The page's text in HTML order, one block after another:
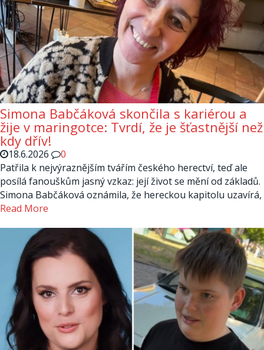
Simona Babčáková skončila s kariérou a
žije v maringotce: Tvrdí, že je šťastnější než
kdy dřív!
18.6.2026
0
Patřila k nejvýraznějším tvářím českého herectví, teď ale
posílá fanouškům jasný vzkaz: její život se mění od základů.
Simona Babčáková oznámila, že hereckou kapitolu uzavírá,
Read More